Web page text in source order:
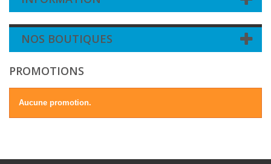
NOS BOUTIQUES
PROMOTIONS
Aucune promotion.